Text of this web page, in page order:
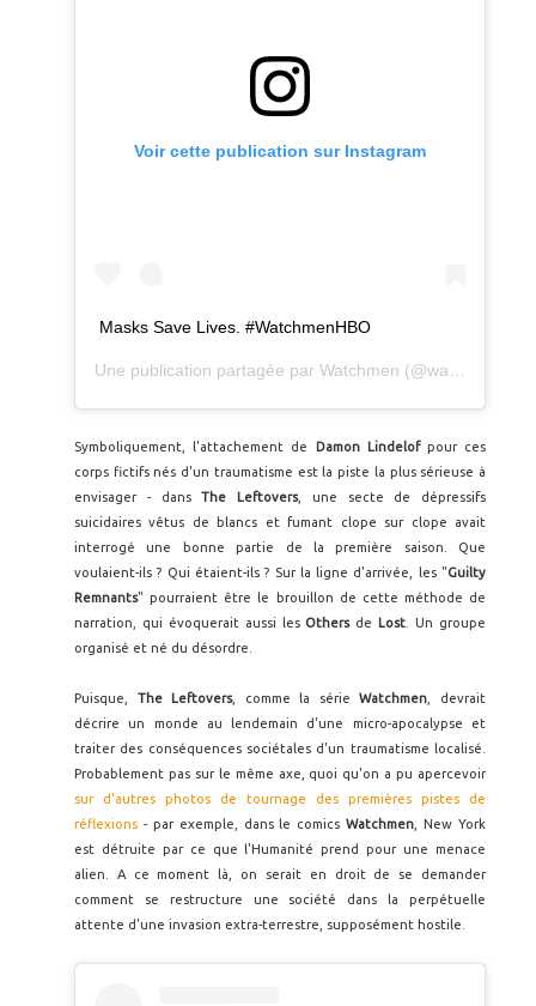
Voir cette publication sur Instagram
Masks Save Lives. #WatchmenHBO
Une publication partagée par Watchmen (@watchmen) le
Symboliquement, l'attachement de Damon Lindelofpour ces
corps fictifs nés d'un traumatisme est la piste la plus sérieuse à
envisager - dansThe Leftovers, une secte de dépressifs
suicidaires vêtus de blancs et fumant clope sur clope avait
interrogé une bonne partie de la première saison. Que
voulaient-ils ? Qui étaient-ils ? Sur la ligne d'arrivée, les "Guilty
Remnants" pourraient être le brouillon de cette méthode de
narration, qui évoquerait aussi les Othersde Lost . Un groupe
organisé et né du désordre.
Puisque, The Leftovers, comme la sérieWatchmen , devrait
décrire un monde au lendemain d'une micro-apocalypse et
traiter des conséquences sociétales d'un traumatisme localisé.
Probablement pas sur le même axe, quoi qu'on a pu apercevoir
sur d'autres photos de tournage des premières pistes de
réflexions - par exemple, dans le comicsWatchmen , New York
est détruite par ce que l'Humanité prend pour une menace
alien. A ce moment là, on serait en droit de se demander
comment se restructure une société dans la perpétuelle
attente d'une invasion extra-terrestre, supposément hostile.